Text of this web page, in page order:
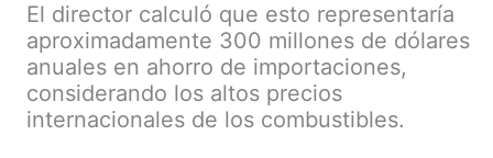
El director calculó que esto representaría
aproximadamente 300 millones de dólares
anuales en ahorro de importaciones,
considerando los altos precios
internacionales de los combustibles.